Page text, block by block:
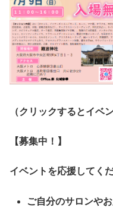
（クリックするとイベ
【募集中！】
イベントを応援してく
ご自分のサロンや